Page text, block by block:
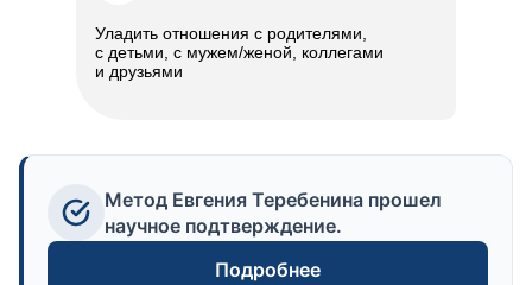
Уладить отношения с родителями,
с детьми, с мужем/женой, коллегами
и друзьями
Метод Евгения Теребенина прошел
научное подтверждение.
Подробнее